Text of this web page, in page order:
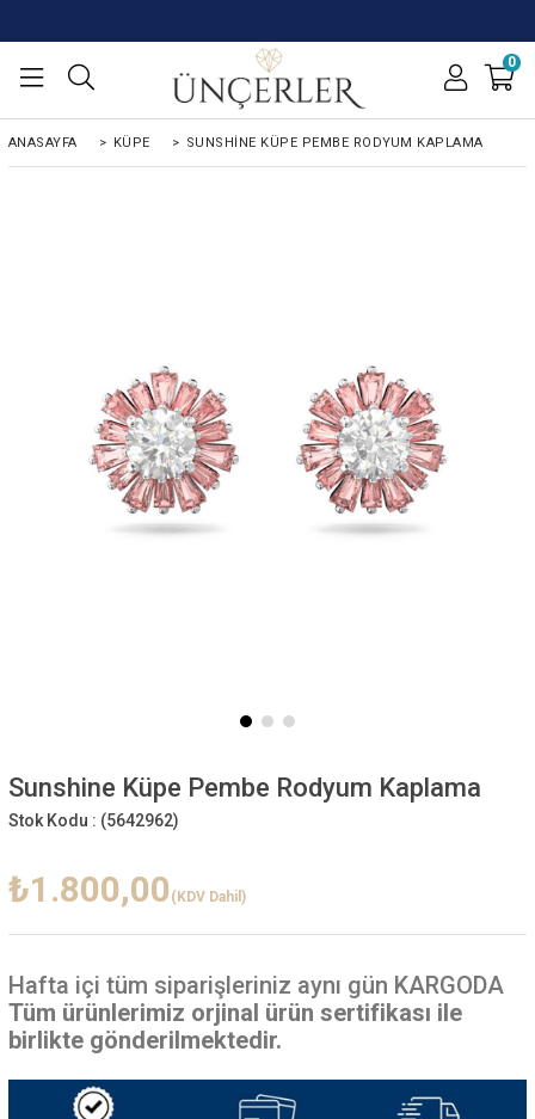
0
ANASAYFA > KÜPE > SUNSHINE KÜPE PEMBE RODYUM KAPLAMA
Sunshine Küpe Pembe Rodyum Kaplama
Stok Kodu : (5642962)
₺1.800,00 (KDV Dahil)
Hafta içi tüm siparişleriniz aynı gün KARGODA
Tüm ürünlerimiz orjinal ürün sertifikası ile
birlikte gönderilmektedir.